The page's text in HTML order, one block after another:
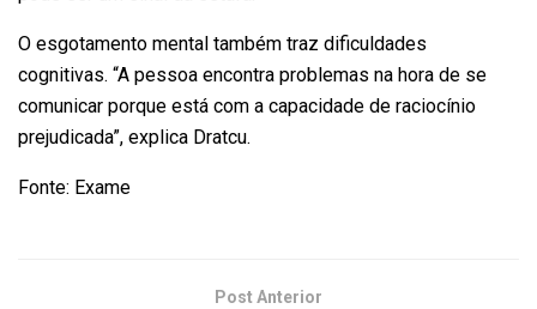
O esgotamento mental também traz dificuldades
cognitivas. “A pessoa encontra problemas na hora de se
comunicar porque está com a capacidade de raciocínio
prejudicada”, explica Dratcu.
Fonte: Exame
Post Anterior